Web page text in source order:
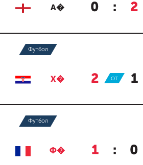
А� 0 : 2
Футбол
Х� 2 : 1
ОТ
Футбол
Ф� 1 : 0